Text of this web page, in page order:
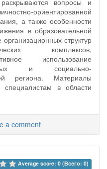
вопросы и
ориентированной
а также особенности
в образовательной
структур
комплексов,
использование
и социально-
региона. Материалы
в области
a comment
Average score: 0 (Всего: 0)